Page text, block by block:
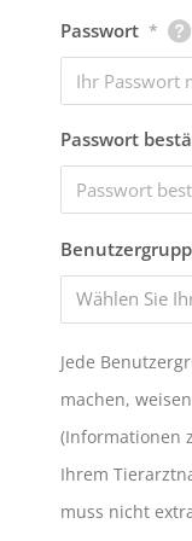
Passwort *
Passwort
Wählen Sie
Jede
machen,
(Informationen
Ihrem
muss nicht